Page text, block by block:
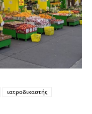
ιατροδικαστής